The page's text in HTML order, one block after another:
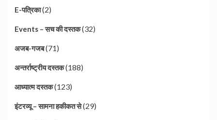
E-पत्रिका(2)
Events – सच की दस्तक(32)
अजब-गजब(71)
अन्तर्राष्ट्रीय दस्तक(188)
आध्यात्म दस्तक(123)
इंटरव्यू – सामना हकीकत से(29)